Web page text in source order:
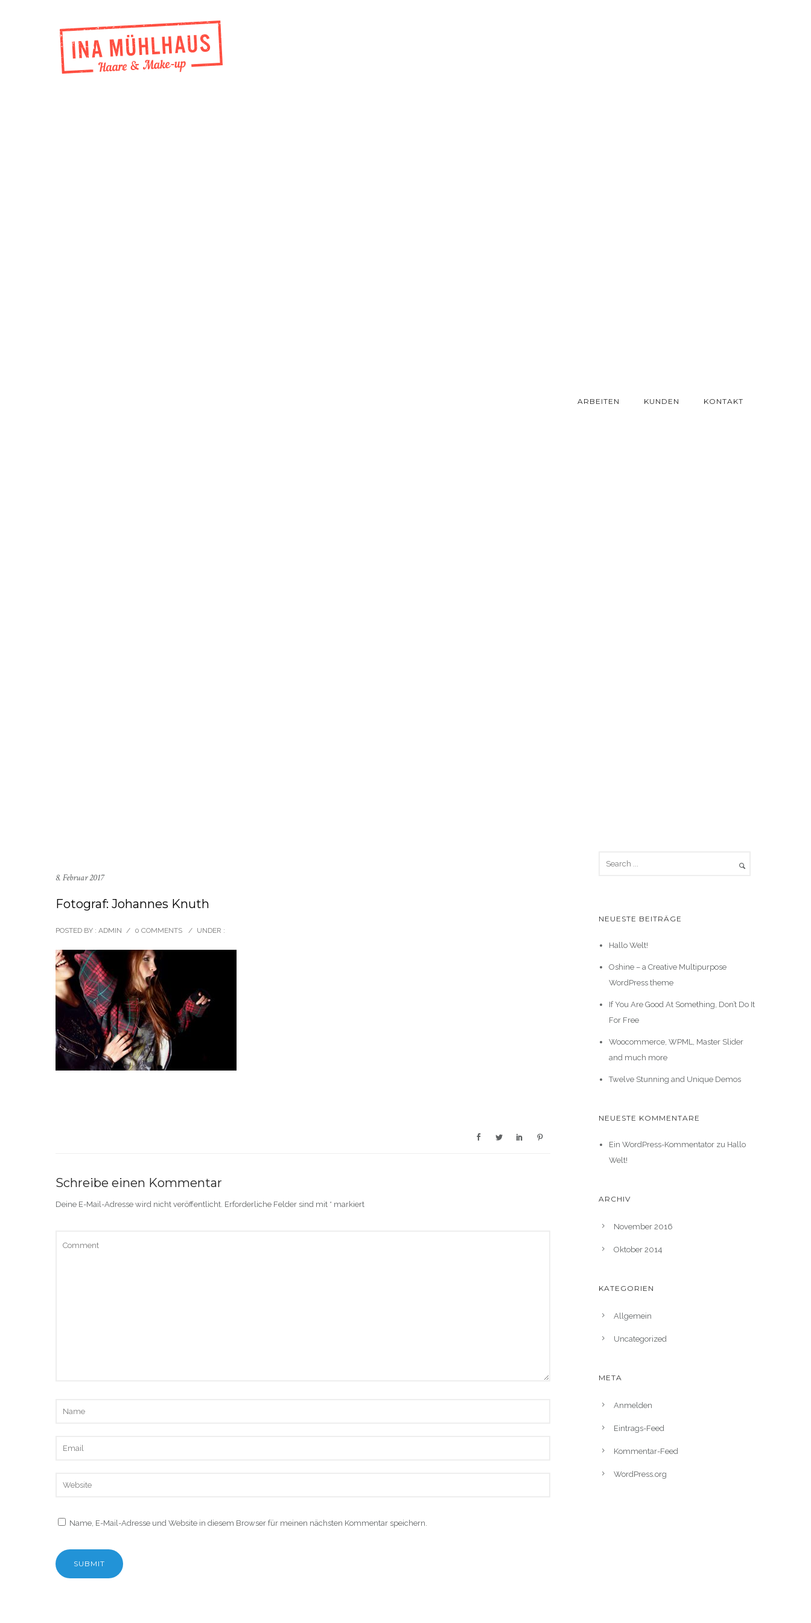
ARBEITEN KUNDEN KONTAKT
8. Februar 2017
Fotograf: Johannes Knuth
POSTED BY : ADMIN / 0 COMMENTS / UNDER :
Schreibe einen Kommentar
Deine E-Mail-Adresse wird nicht veröffentlicht. Erforderliche Felder sind mit * markiert
Name, E-Mail-Adresse und Website in diesem Browser für meinen nächsten Kommentar speichern.
NEUESTE BEITRÄGE
Hallo Welt!
Oshine – a Creative Multipurpose
WordPress theme
If You Are Good At Something, Don’t Do It
For Free
Woocommerce, WPML, Master Slider
and much more
Twelve Stunning and Unique Demos
NEUESTE KOMMENTARE
Ein WordPress-Kommentatorzu Hallo
Welt!
ARCHIV
November 2016
Oktober 2014
KATEGORIEN
Allgemein
Uncategorized
META
Anmelden
Eintrags-Feed
Kommentar-Feed
WordPress.org